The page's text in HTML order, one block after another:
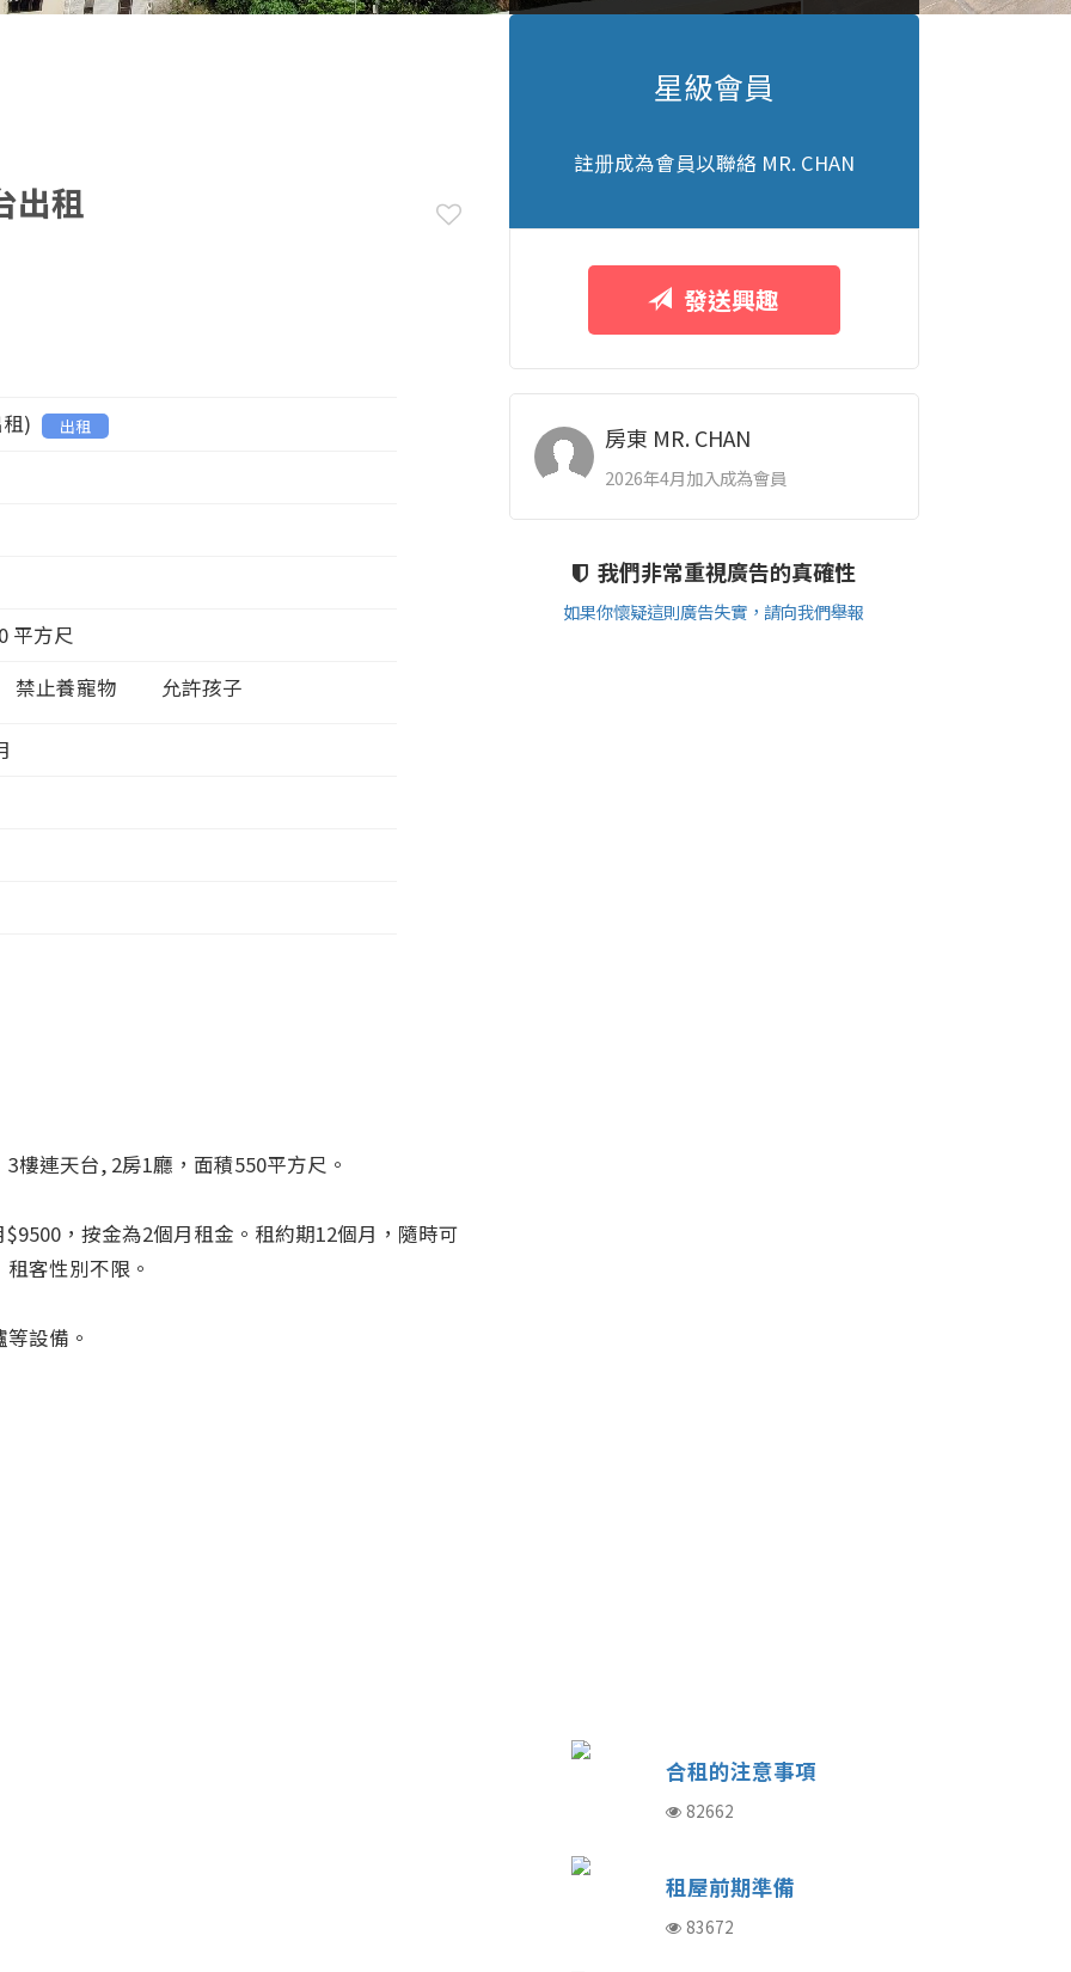
出租
) 出租
平方尺
禁止養寵物
允許孩子
樓連天台, 2房1廳，面積550平方尺。
，按金為2個月租金。租約期12個月，隨時可
客性別不限。
設備。
星級會員
註册成為會員以聯絡 MR. CHAN
發送興趣
房東 MR. CHAN
2026年4月加入成為會員
我們非常重視廣告的真確性
如果你懷疑這則廣告失實，請向我們舉報
合租的注意事項
82662
租屋前期準備
83672